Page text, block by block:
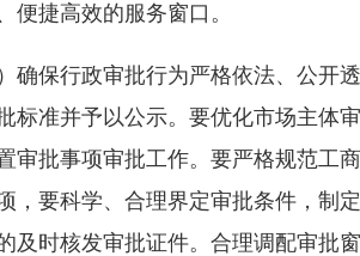
便捷高效的服务窗口。
保行政审批行为严格依法、公开透
标准并予以公示。要优化市场主体
审批事项审批工作。要严格规范工
，要科学、合理界定审批条件，制
及时核发审批证件。合理调配审批